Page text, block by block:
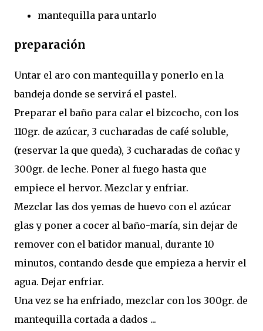
mantequilla para untarlo
preparación
Untar el aro con mantequilla y ponerlo en la
bandeja donde se servirá el pastel.
Preparar el baño para calar el bizcocho, con los
110gr. de azúcar, 3 cucharadas de café soluble,
(reservar la que queda), 3 cucharadas de coñac y
300gr. de leche. Poner al fuego hasta que
empiece el hervor. Mezclar y enfriar.
Mezclar las dos yemas de huevo con el azúcar
glas y poner a cocer al baño-maría, sin dejar de
remover con el batidor manual, durante 10
minutos, contando desde que empieza a hervir el
agua. Dejar enfriar.
Una vez se ha enfriado, mezclar con los 300gr. de
mantequilla cortada a dados ...